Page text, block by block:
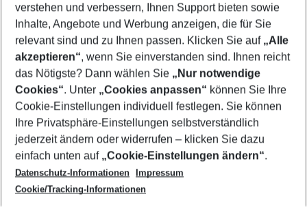
Footer
Footer navigation
Über uns
AGB
Cookie-Einstellungen ändern
Cookie-Richtlinie
Datenschutz
Service & Hilfe
Barrierefreies Reisen
Check-in
Folgen Sie uns
verstehen und verbessern, Ihnen Support bieten sowie
Inhalte, Angebote und Werbung anzeigen, die für Sie
relevant sind und zu Ihnen passen. Klicken Sie auf „Alle
akzeptieren“, wenn Sie einverstanden sind. Ihnen reicht
das Nötigste? Dann wählen Sie „Nur notwendige
Cookies“. Unter „Cookies anpassen“ können Sie Ihre
Cookie-Einstellungen individuell festlegen. Sie können
Ihre Privatsphäre-Einstellungen selbstverständlich
jederzeit ändern oder widerrufen – klicken Sie dazu
einfach unten auf „Cookie-Einstellungen ändern“.
Datenschutz-Informationen
Impressum
Cookie/Tracking-Informationen